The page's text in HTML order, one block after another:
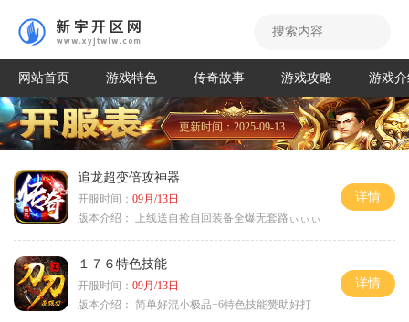
网站首页 游戏特色 传奇故事 游戏攻略 游戏
更新时间：2025-09-13
追龙超变倍攻神器
开服时间： 09月/13日
版本介绍：
上线送自捡自回装备全爆无套路ぃぃぃ
详情
１７６特色技能
开服时间： 09月/13日
版本介绍： 简单好混小极品+6特色技能赞助好打
详情